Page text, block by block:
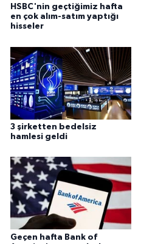
HSBC'nin geçtiğimiz hafta
en çok alım-satım yaptığı
hisseler
3 şirketten bedelsiz
hamlesi geldi
Geçen hafta Bank of